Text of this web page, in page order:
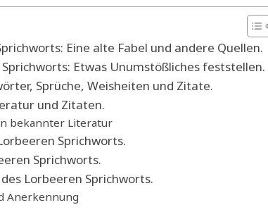
Eine alte Fabel und andere Quellen.
Etwas Unumstößliches feststellen.
Sprüche, Weisheiten und Zitate.
und Zitaten.
bekannter Literatur
Sprichworts.
Sprichworts.
Lorbeeren Sprichworts.
Anerkennung